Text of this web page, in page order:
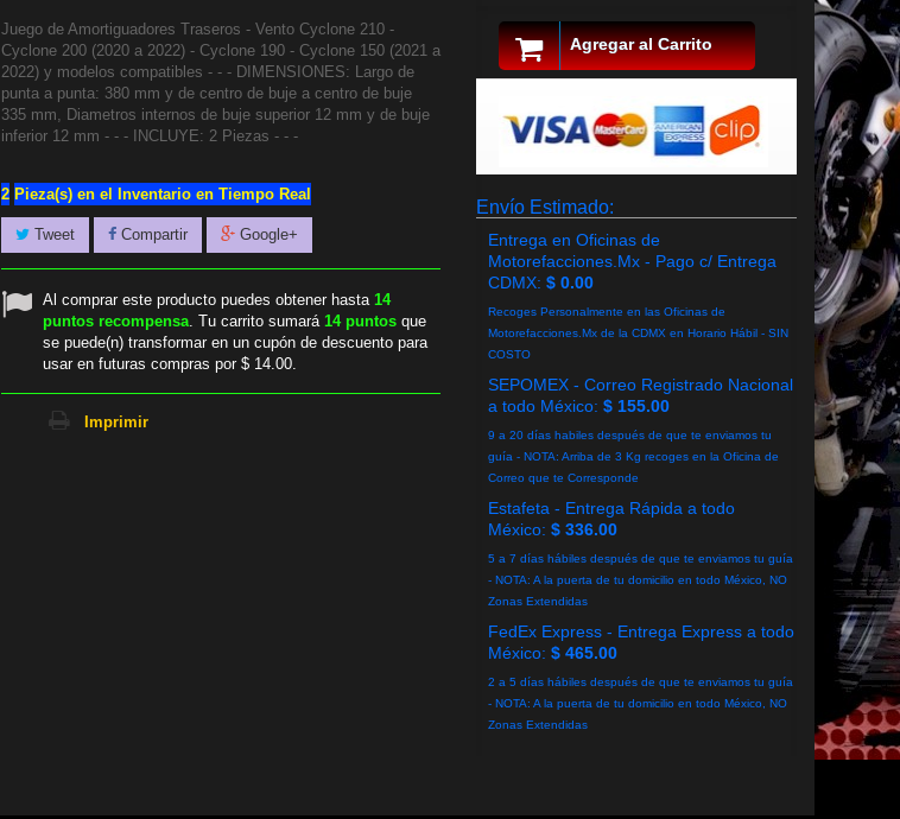
Juego de Amortiguadores Traseros - Vento Cyclone 210 -
Cyclone 200 (2020 a 2022) - Cyclone 190 - Cyclone 150 (2021 a
2022) y modelos compatibles - - - DIMENSIONES: Largo de
punta a punta: 380 mm y de centro de buje a centro de buje
335 mm, Diametros internos de buje superior 12 mm y de buje
inferior 12 mm - - - INCLUYE: 2 Piezas - - -
2 Pieza(s) en el Inventario en Tiempo Real
Tweet Compartir Google+
Al comprar este producto puedes obtener hasta 14
puntos recompensa. Tu carrito sumará 14puntos que
se puede(n) transformar en un cupón de descuento para
usar en futuras compras por $ 14.00.
Imprimir
Agregar al Carrito
Envío Estimado:
Entrega en Oficinas de
Motorefacciones.Mx - Pago c/ Entrega
CDMX: $ 0.00
Recoges Personalmente en las Oficinas de
Motorefacciones.Mx de la CDMX en Horario Hábil - SIN
COSTO
SEPOMEX - Correo Registrado Nacional
a todo México: $ 155.00
9 a 20 días habiles después de que te enviamos tu
guía - NOTA: Arriba de 3 Kg recoges en la Oficina de
Correo que te Corresponde
Estafeta - Entrega Rápida a todo
México: $ 336.00
5 a 7 días hábiles después de que te enviamos tu guía
- NOTA: A la puerta de tu domicilio en todo México, NO
Zonas Extendidas
FedEx Express - Entrega Express a todo
México: $ 465.00
2 a 5 días hábiles después de que te enviamos tu guía
- NOTA: A la puerta de tu domicilio en todo México, NO
Zonas Extendidas